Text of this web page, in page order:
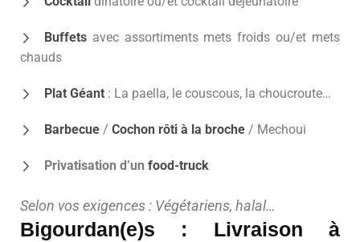
Buffets avec assortiments mets froids ou/et mets
chauds
Plat Géant : La paella, le couscous, la choucroute…
Barbecue / Cochon rôti à la broche / Mechoui
Privatisation d’un food-truck
Selon vos exigences : Végétariens, halal…
Bigourdan(e)s : Livraison à